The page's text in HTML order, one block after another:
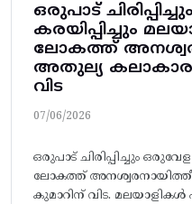
ഒരുപാട്
കരയിപ്പിച്ചും
ലോകത്ത്
അതുല്യ
വിട
07/06/2026
ഒരുപാട് ചിരിപ്പിച്ചും
ലോകത്ത്
കുമാറിന് വിട.